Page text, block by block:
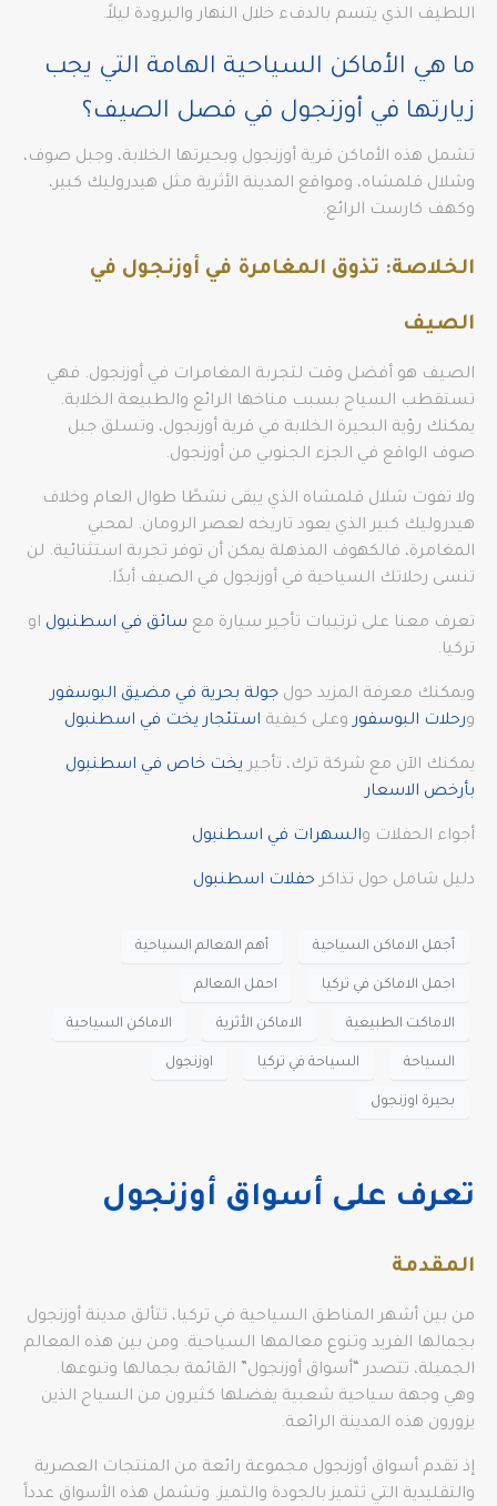
اللطيف الذي يتسم بالدفء خلال النهار والبرودة ليلاً.
ما هي الأماكن السياحية الهامة التي يجب
زيارتها في أوزنجول في فصل الصيف؟
تشمل هذه الأماكن قرية أوزنجول وبحيرتها الخلابة، وجبل صوف،
وشلال قلمشاه، ومواقع المدينة الأثرية مثل هيدروليك كبير،
وكهف كارست الرائع.
الخلاصة: تذوق المغامرة في أوزنجول في
الصيف
الصيف هو أفضل وقت لتجربة المغامرات في أوزنجول. فهي
تستقطب السياح بسبب مناخها الرائع والطبيعة الخلابة.
يمكنك رؤية البحيرة الخلابة في قرية أوزنجول، وتسلق جبل
صوف الواقع في الجزء الجنوبي من أوزنجول.
ولا تفوت شلال قلمشاه الذي يبقى نشطًا طوال العام وخلاف
هيدروليك كبير الذي يعود تاريخه لعصر الرومان. لمحبي
المغامرة، فالكهوف المذهلة يمكن أن توفر تجربة استثنائية. لن
تنسى رحلاتك السياحية في أوزنجول في الصيف أبدًا.
تعرف معنا على ترتيبات تأجير سيارة مع سائق في اسطنبول او
تركيا.
ويمكنك معرفة المزيد حول جولة بحرية في مضيق البوسفور
ورحلات البوسفوروعلى كيفية استئجار يخت في اسطنبول
يمكنك الآن مع شركة ترك، تأجير يخت خاص في اسطنبول
بأرخص الاسعار
أجواء الحفلات والسهرات في اسطنبول
دليل شامل حول تذاكر حفلات اسطنبول
أجمل الاماكن السياحية أهم المعالم السياحية
اجمل الاماكن في تركيا احمل المعالم
الاماكت الطبيعية الاماكن الأثرية الاماكن السياحية
السياحة السياحة في تركيا اوزنجول
بحيرة اوزنجول
تعرف على أسواق أوزنجول
المقدمة
من بين أشهر المناطق السياحية في تركيا، تتألق مدينة أوزنجول
بجمالها الفريد وتنوع معالمها السياحية. ومن بين هذه المعالم
الجميلة، تتصدر “أسواق أوزنجول” القائمة بجمالها وتنوعها.
وهي وجهة سياحية شعبية يفضلها كثيرون من السياح الذين
يزورون هذه المدينة الرائعة.
إذ تقدم أسواق أوزنجول مجموعة رائعة من المنتجات العصرية
والتقليدية التي تتميز بالجودة والتميز. وتشمل هذه الأسواق عدداً